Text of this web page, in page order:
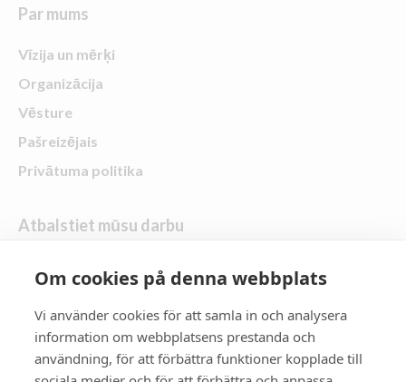
Par mums
Vīzija un mērķi
Organizācija
Vēsture
Pašreizējais
Privātuma politika
Atbalstiet mūsu darbu
Uzdāvini dāvanu
Seko mums
Zontas rajons 21
Om cookies på denna webbplats
Vi använder cookies för att samla in och analysera
information om webbplatsens prestanda och
användning, för att förbättra funktioner kopplade till